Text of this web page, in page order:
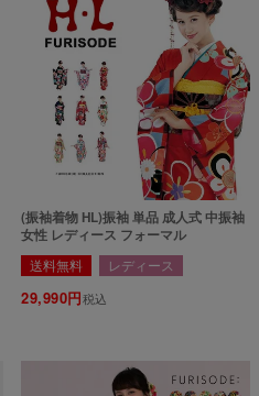
(振袖着物 HL)振袖 単品 成人式 中振袖
女性 レディース フォーマル
送料無料 レディース
29,990 税込